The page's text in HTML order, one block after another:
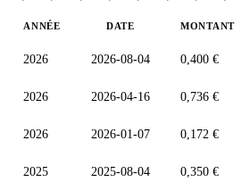
ANNÉE DATE MONTANT
2026 2026-08-04 0,400 €
2026 2026-04-16 0,736 €
2026 2026-01-07 0,172 €
2025 2025-08-04 0,350 €